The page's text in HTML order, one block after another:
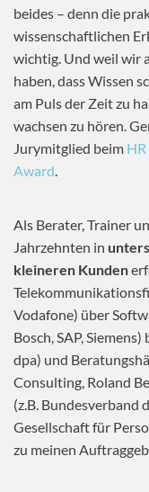
beides – denn die
wissenschaftlichen
wichtig. Und weil wir
haben, dass Wissen
am Puls der Zeit zu
wachsen zu hören.
Jurymitglied beim
Award.
Als Berater, Trainer
Jahrzehnten in
kleineren Kunden
Vodafone) über
Bosch, SAP,
dpa) und
Consulting, Roland
(z.B. Bundesverband
Gesellschaft für
zu meinen